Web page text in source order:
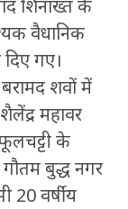
शिनाख्त के
वैधानिक
गए।
शवों में
महावर
के
बुद्ध नगर
20 वर्षीय